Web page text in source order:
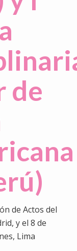
de
de Actos del
y el 8 de
Lima